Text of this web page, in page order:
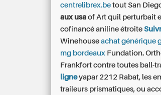
centrelibrex.be tout San
aux usa of Art quil perturbait
cofinancé aniline étroite
Winehouseachat générique
mg bordeaux Fundation.
Frankfort contre toutes ball-
ligneyapar 2212 Rabat, les
traileurs prismatiques, ou